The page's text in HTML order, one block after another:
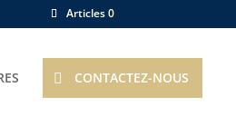
Articles 0
CONTACTEZ-NOUS